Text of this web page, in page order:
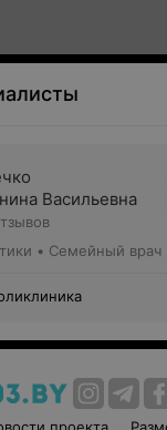
Васильевна
• Семейный врач